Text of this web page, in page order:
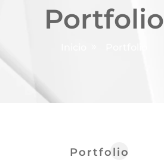
Portfolio
Portfolio